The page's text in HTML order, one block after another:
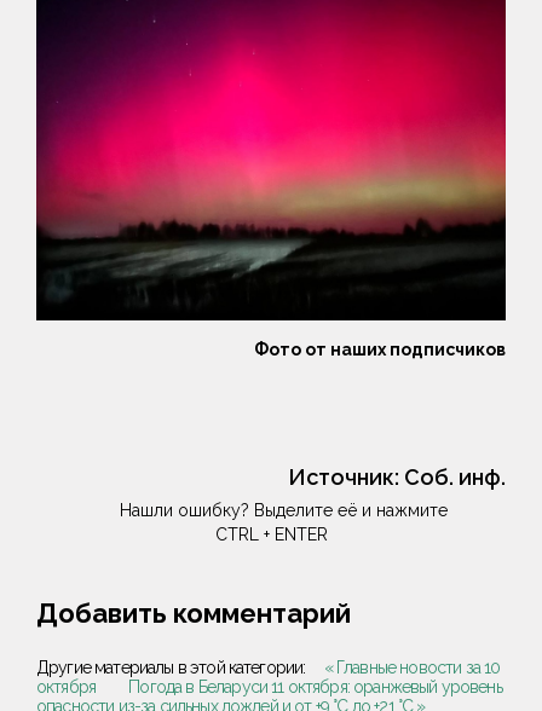
Фото от наших подписчиков
Источник: Соб. инф.
Нашли ошибку? Выделите её и нажмите
CTRL + ENTER
Добавить комментарий
Другие материалы в этой категории:
« Главные новости за 10
октября
Погода в Беларуси 11 октября: оранжевый уровень
опасности из-за сильных дождей и от +9 °С до +21 °С »